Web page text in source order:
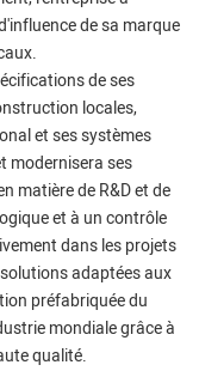
de sa marque
de ses
locales,
et ses systèmes
modernisera ses
matière de R&D et de
et à un contrôle
dans les projets
adaptées aux
préfabriquée du
mondiale grâce à
qualité.